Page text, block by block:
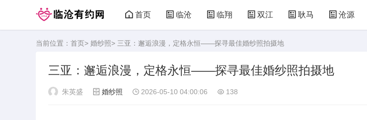
首页 临沧 临翔 双江 耿马 沧源
当前位置： 首页> 婚纱照> 三亚：邂逅浪漫，定格永恒——探寻最佳婚纱照拍摄地
三亚：邂逅浪漫，定格永恒——探寻最佳婚纱照拍摄地
朱英盛 婚纱照 2026-05-10 04:00:06 138